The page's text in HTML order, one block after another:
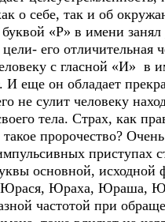
о себе, так и об
«Р» в имени
его отличительная
с гласной «И» в
И еще он обладает
не сулит человеку
тела. Страх, как
пророчество?
приступах
основной,
Юраха, Юраша,
частотой при